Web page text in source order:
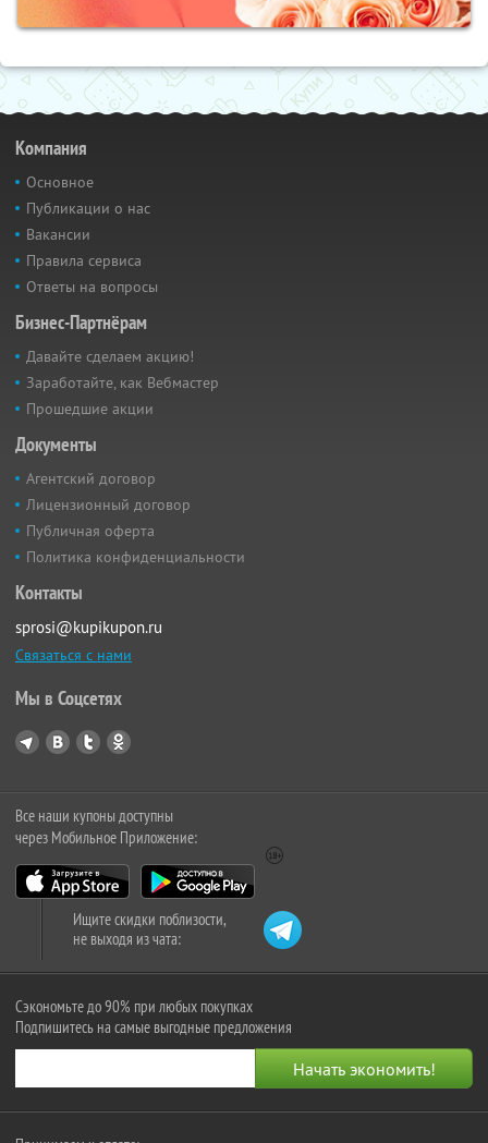
Компания
Основное
Публикации о нас
Вакансии
Правила сервиса
Ответы на вопросы
Бизнес-Партнёрам
Давайте сделаем акцию!
Заработайте, как Вебмастер
Прошедшие акции
Документы
Агентский договор
Лицензионный договор
Публичная оферта
Политика конфиденциальности
Контакты
sprosi@kupikupon.ru
Связаться с нами
Мы в Соцсетях
Все наши купоны доступны
через Мобильное Приложение:
Ищите скидки поблизости,
не выходя из чата:
Сэкономьте до 90% при любых покупках
Подпишитесь на самые выгодные предложения